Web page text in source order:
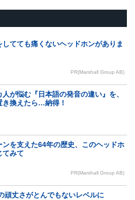
してても痛くないヘッドホンがありま
PR(Marshall Group AB)
人が悩む『日本語の発音の違い』を、
き換えたら…納得！
ンを支えた64年の歴史、このヘッドホ
てみて
PR(Marshall Group AB)
頑丈さがとんでもないレベルに